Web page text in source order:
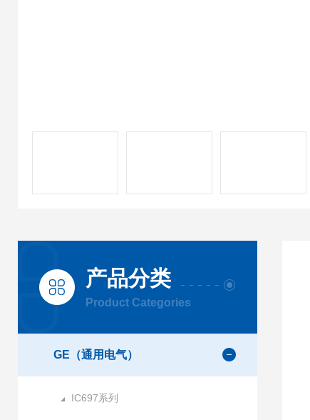
产品分类
Product Categories
GE（通用电气）
IC697系列